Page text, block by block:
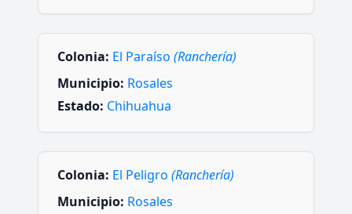
Colonia: El Paraíso (Ranchería)
Municipio: Rosales
Estado: Chihuahua
Colonia: El Peligro (Ranchería)
Municipio: Rosales